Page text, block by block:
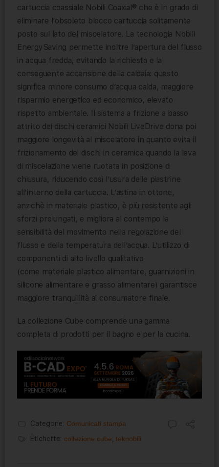
cartuccia coassiale Nobili Coaxial® che è in grado di
eliminare l’obsoleto blocco cartuccia solitamente
posto sul lato del miscelatore. La tecnologia Nobili
EnergySaving permette inoltre l’apertura del flusso
in acqua fredda, evitando la richiesta e la
conseguente accensione della caldaia: questo
significa minore consumo d’acqua calda, maggiore
risparmio energetico ed economico, elevato
rispetto ambientale. Il sistema a frizione a basso
attrito dei dischi ceramici Nobili LiveDrive dona poi
maggiore longevità al miscelatore in quanto evita il
frizionamento dei dischi in ceramica quando la leva
di miscelazione viene ruotata in posizione di
chiusura, riducendo così l’usura delle piastrine
all’interno della cartuccia. L’astina in ottone,
anzichè in materiale plastico, è più resistente agli
sforzi prolungati, e migliora al contempo la
sensibilità del movimento nella regolazione del
flusso e della temperatura dell’acqua. L’utilizzo di
componenti di alto livello qualitativo
(come materiale plastico alimentare, guarnizioni in
silicone alimentare e grasso alimentare) garantisce
maggiore tranquillità al consumatore finale.
La collezione Cube comprende una gamma
completa di prodotti per il bagno e per la cucina.
Categorie: Comunicati stampa
Etichette: collezione cube teknobili